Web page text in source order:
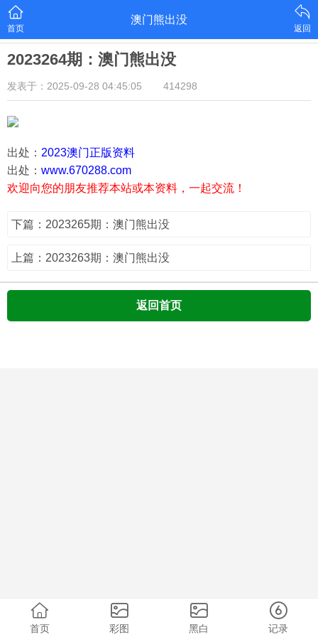
首页
澳门熊出没
返回
2023264期：澳门熊出没
发表于：2025-09-28 04:45:05 414298
出处： 2023澳门正版资料
出处： www.670288.com
欢迎向您的朋友推荐本站或本资料，一起交流！
下篇：2023265期：澳门熊出没
上篇：2023263期：澳门熊出没
返回首页
首页 彩图 黑白 记录